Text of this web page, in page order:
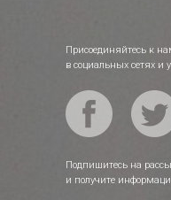
Присоединяйтесь к
в социальных сетях и
Подпишитесь на
и получите